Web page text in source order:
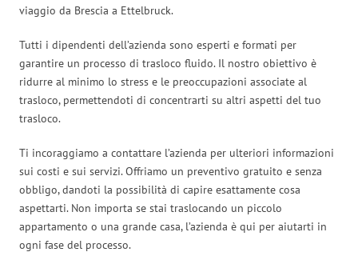
viaggio da Brescia a Ettelbruck.
Tutti i dipendenti dell’azienda sono esperti e formati per
garantire un processo di trasloco fluido. Il nostro obiettivo è
ridurre al minimo lo stress e le preoccupazioni associate al
trasloco, permettendoti di concentrarti su altri aspetti del tuo
trasloco.
Ti incoraggiamo a contattare l’azienda per ulteriori informazioni
sui costi e sui servizi. Offriamo un preventivo gratuito e senza
obbligo, dandoti la possibilità di capire esattamente cosa
aspettarti. Non importa se stai traslocando un piccolo
appartamento o una grande casa, l’azienda è qui per aiutarti in
ogni fase del processo.